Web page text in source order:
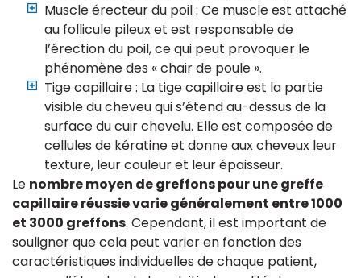
Muscle érecteur du poil : Ce muscle est attaché
au follicule pileux et est responsable de
l’érection du poil, ce qui peut provoquer le
phénomène des « chair de poule ».
Tige capillaire : La tige capillaire est la partie
visible du cheveu qui s’étend au-dessus de la
surface du cuir chevelu. Elle est composée de
cellules de kératine et donne aux cheveux leur
texture, leur couleur et leur épaisseur.
Le nombre moyen de greffons pour une greffe
capillaire réussie varie généralement entre 1000
et 3000 greffons. Cependant, il est important de
souligner que cela peut varier en fonction des
caractéristiques individuelles de chaque patient,